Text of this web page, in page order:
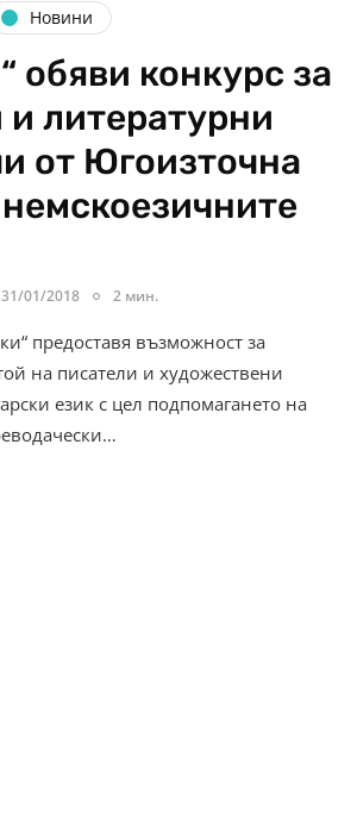
Новини
обяви конкурс за
и литературни
от Югоизточна
31/01/2018 2 мин.
предоставя възможност за
на писатели и художествени
език с цел подпомагането на